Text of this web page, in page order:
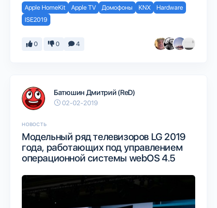
Apple HomeKit Apple TV Домофоны KNX
Hardware
ISE2019
0 0 4
Батюшин Дмитрий (ReD)
02-02-2019
НОВОСТЬ
Модельный ряд телевизоров LG 2019
года, работающих под управлением
операционной системы webOS 4.5